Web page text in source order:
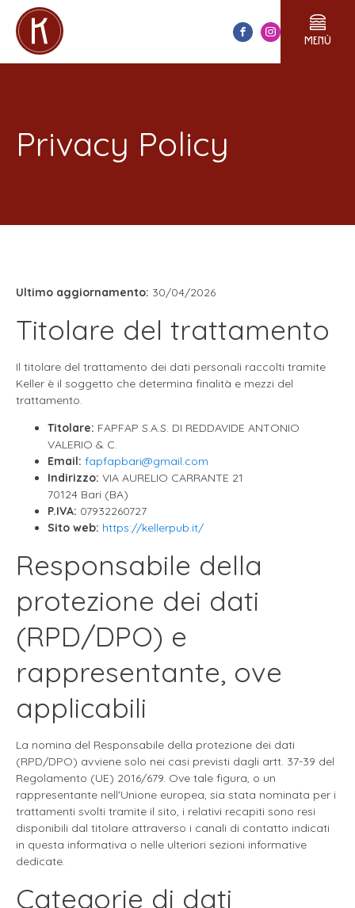
menù
Privacy Policy
Ultimo aggiornamento: 30/04/2026
Titolare del trattamento
Il titolare del trattamento dei dati personali raccolti tramite
Keller è il soggetto che determina finalità e mezzi del
trattamento.
Titolare: FAPFAP S.A.S. DI REDDAVIDE ANTONIO
VALERIO & C.
Email: fapfapbari@gmail.com
Indirizzo: VIA AURELIO CARRANTE 21
70124 Bari (BA)
P.IVA: 07932260727
Sito web: https://kellerpub.it/
Responsabile della
protezione dei dati
(RPD/DPO) e
rappresentante, ove
applicabili
La nomina del Responsabile della protezione dei dati
(RPD/DPO) avviene solo nei casi previsti dagli artt. 37-39 del
Regolamento (UE) 2016/679. Ove tale figura, o un
rappresentante nell'Unione europea, sia stata nominata per i
trattamenti svolti tramite il sito, i relativi recapiti sono resi
disponibili dal titolare attraverso i canali di contatto indicati
in questa informativa o nelle ulteriori sezioni informative
dedicate.
Categorie di dati